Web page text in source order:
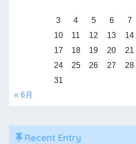
3
4 5 6 7
10
11 12 13 14
17
18 19 20 21
24
25 26 27 28
31
« 6月
Recent Entry